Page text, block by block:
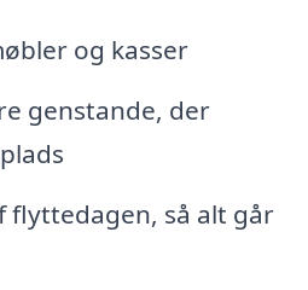
og kasser
genstande, der
flyttedagen, så alt går